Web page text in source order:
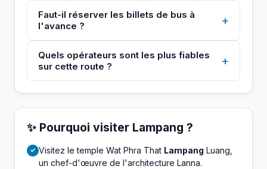
Faut-il réserver les billets de bus à
l'avance ?
+
Quels opérateurs sont les plus fiables
sur cette route ?
+
✨ Pourquoi visiter Lampang ?
✓ Visitez le temple Wat Phra That Lampang Luang,
un chef-d'œuvre de l'architecture Lanna.